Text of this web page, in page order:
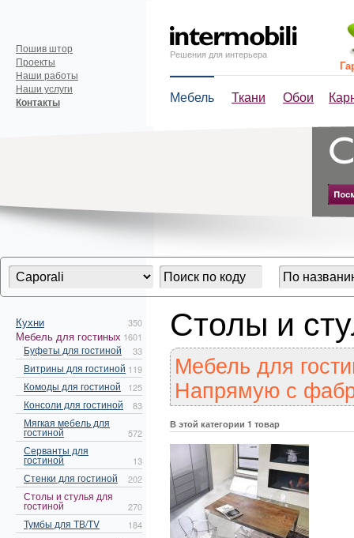
Решения для интерьера
Мебель Ткани Обои
Пошив штор
Проекты
Наши работы
Наши услуги
Контакты
Кухни 350
Мебель для гостиных 1601
Буфеты для гостиной 33
Витрины для гостиной 119
Комоды для гостиной 125
Консоли для гостиной 83
Мягкая мебель для
гостиной 572
Серванты для
гостиной 13
Стенки для гостиной 202
Столы и стулья для
гостиной 270
Тумбы для ТВ/TV 184
Столы и
Мебель для
Напрямую с
В этой категории 1 товар